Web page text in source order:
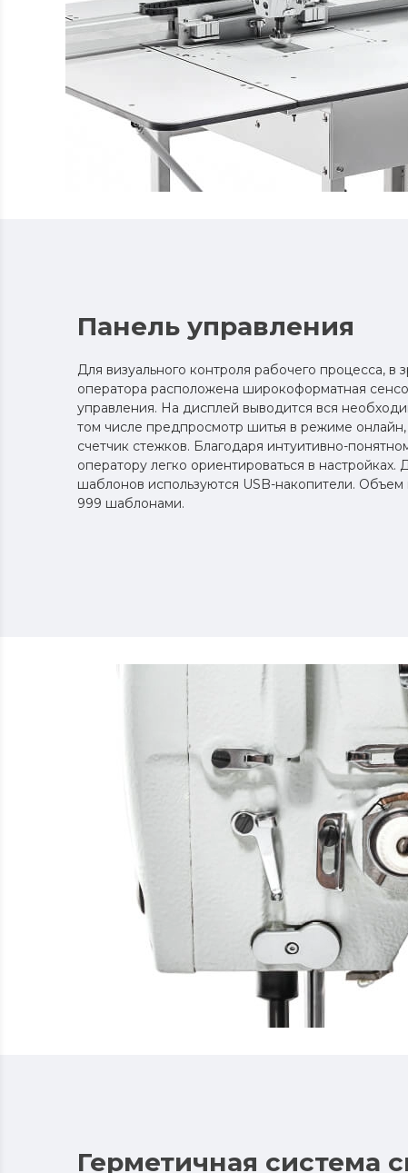
Панель управления
Для визуального контроля рабочего процесса, в
оператора расположена широкоформатная
управления. На дисплей выводится вся
том числе предпросмотр шитья в режиме онлайн,
счетчик стежков. Благодаря интуитивно-
оператору легко ориентироваться в настройках.
шаблонов используются USB-накопители. Объем
999 шаблонами.
Герметичная система